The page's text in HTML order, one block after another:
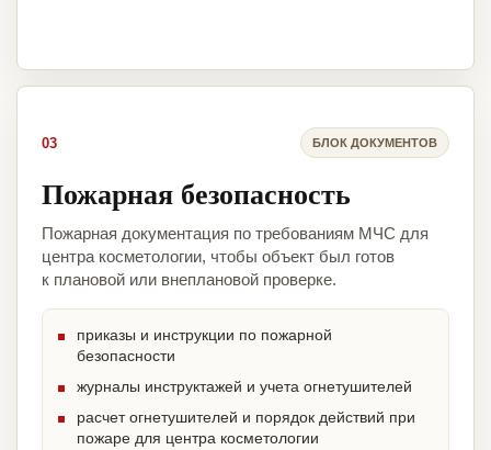
03 БЛОК ДОКУМЕНТОВ
Пожарная безопасность
Пожарная документация по требованиям МЧС для
центра косметологии, чтобы объект был готов
к плановой или внеплановой проверке.
приказы и инструкции по пожарной
безопасности
журналы инструктажей и учета огнетушителей
расчет огнетушителей и порядок действий при
пожаре для центра косметологии